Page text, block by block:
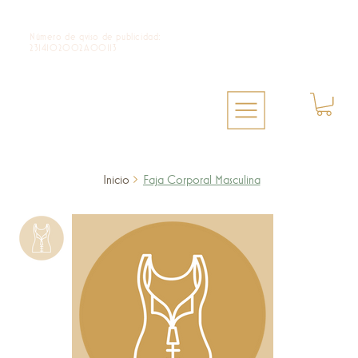
Número de qviso de publicidad:
2314102002A00113
Inicio > Faja Corporal Masculina